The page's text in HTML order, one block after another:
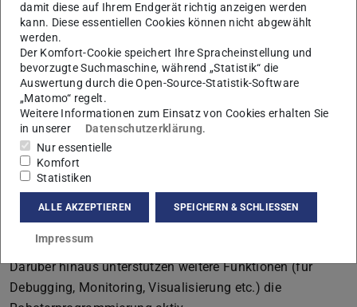
Roboframebietet die Funktionalität einer Middleware
für Roboter, die die Kommunikation zwischen Sensoren,
Antrieben und Onboard-Recheneinheiten einerseits und
unterschiedlichen Modulen der
Softwaresteuerungsarchitektur (z.B. Lokalisierung,
Verhaltenssteuerung) unter unterschiedlichen
Echtzeitbedingungen realisiert. Dadurch wird die
Modularität der Roboter-Hard- und Software und die
Wiederverwendbarkeit von Komponenten unterstützt.
Darüber hinaus unterstützen weitere Funktionen (für
Debugging, Monitoring, Visualisierung etc.) die
damit diese auf Ihrem Endgerät richtig anzeigen werden
kann. Diese essentiellen Cookies können nicht abgewählt
werden.
Der Komfort-Cookie speichert Ihre Spracheinstellung und
bevorzugte Suchmaschine, während „Statistik“ die
Auswertung durch die Open-Source-Statistik-Software
„Matomo“ regelt.
Weitere Informationen zum Einsatz von Cookies erhalten Sie
in unserer
Datenschutzerklärung.
Nur essentielle
Komfort
Statistiken
ALLE AKZEPTIEREN SPEICHERN & SCHLIESSEN
Impressum